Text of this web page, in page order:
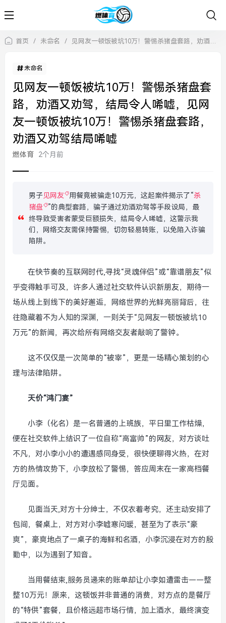
首页 / 未命名 / 见网友一顿饭被坑10万！警惕杀猪盘套路，劝酒又劝驾，结局令人唏嘘，见网友一顿饭被坑10万！警惕杀猪盘套路，劝酒又劝驾结局唏嘘
未命名
见网友一顿饭被坑10万！警惕杀猪盘套
路，劝酒又劝驾，结局令人唏嘘，见网
友一顿饭被坑10万！警惕杀猪盘套路，
劝酒又劝驾结局唏嘘
燃体育 2个月前
男子见网友 用餐竟被骗走10万元，这起案件揭示了“杀
猪盘
”的典型套路，骗子通过劝酒劝驾等手段设局，最
终导致受害者蒙受巨额损失，结局令人唏嘘，这警示我
们，网络交友需保持警惕，切勿轻易转账，以免陷入诈骗
陷阱。
在快节奏的互联网时代,寻找“灵魂伴侣”或“靠谱朋友”似
乎变得触手可及，许多人通过社交软件认识新朋友，期待一
场从线上到线下的美好邂逅，网络世界的光鲜亮丽背后，往
往隐藏着不为人知的深渊，一则关于“见网友一顿饭被坑10
万元”的新闻，再次给所有网络交友者敲响了警钟。
这不仅仅是一次简单的“被宰”，更是一场精心策划的心
理与法律陷阱。
天价“鸿门宴”
小李（化名）是一名普通的上班族，平日里工作枯燥，
便在社交软件上结识了一位自称“高富帅”的网友，对方谈吐
不凡，对小李小小的遭遇感同身受，很快便聊得火热，在对
方的热情攻势下，小李放松了警惕，答应周末在一家高档餐
厅见面。
见面当天,对方十分绅士，不仅衣着考究，还主动安排了
包间，餐桌上，对方对小李嘘寒问暖，甚至为了表示“豪
爽”，豪爽地点了一桌子的海鲜和名酒，小李沉浸在对方的殷
勤中，以为遇到了知音。
当用餐结束,服务员递来的账单却让小李如遭雷击——整
整10万元！原来，这顿饭并非普通的消费，对方点的是餐厅
的“特供”套餐，且价格远超市场行情，加上酒水，最终演变